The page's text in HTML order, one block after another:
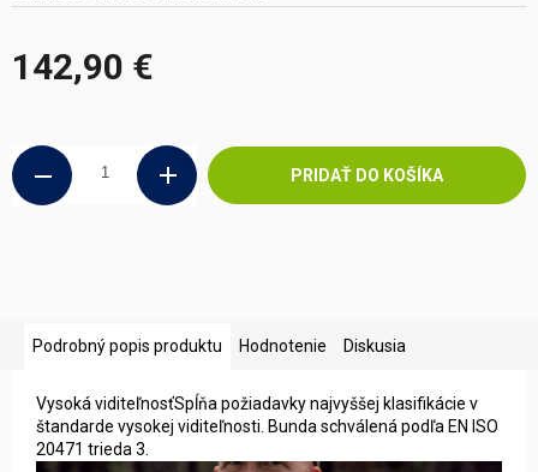
142,90 €
PRIDAŤ DO KOŠÍKA
Podrobný popis produktu Hodnotenie Diskusia
Vysoká viditeľnosťSpĺňa požiadavky najvyššej klasifikácie v
štandarde vysokej viditeľnosti. Bunda schválená podľa EN ISO
20471 trieda 3.